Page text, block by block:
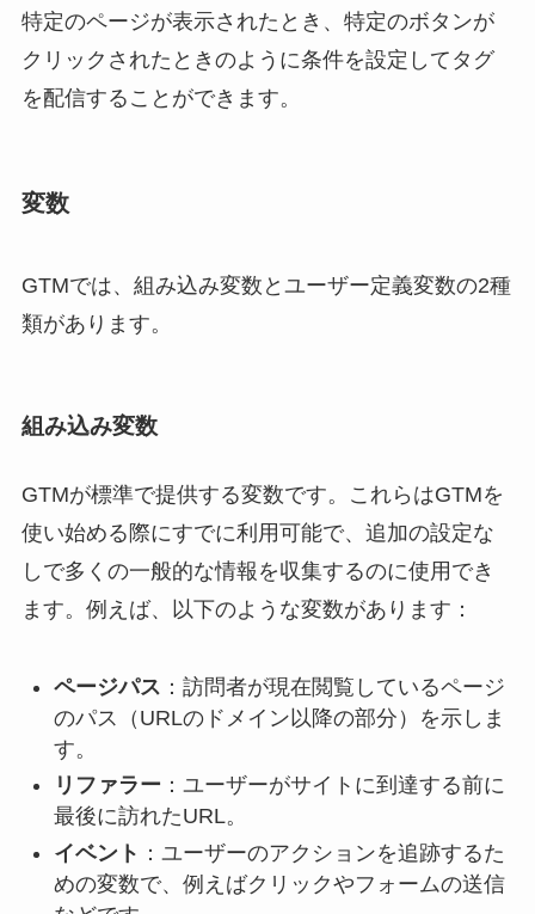
特定のページが表示されたとき、特定のボタンが
クリックされたときのように条件を設定してタグ
を配信することができます。
変数
GTMでは、組み込み変数とユーザー定義変数の2種
類があります。
組み込み変数
GTMが標準で提供する変数です。これらはGTMを
使い始める際にすでに利用可能で、追加の設定な
しで多くの一般的な情報を収集するのに使用でき
ます。例えば、以下のような変数があります：
ページパス ：訪問者が現在閲覧しているページ
のパス（URLのドメイン以降の部分）を示しま
す。
リファラー ：ユーザーがサイトに到達する前に
最後に訪れたURL。
イベント ：ユーザーのアクションを追跡するた
めの変数で、例えばクリックやフォームの送信